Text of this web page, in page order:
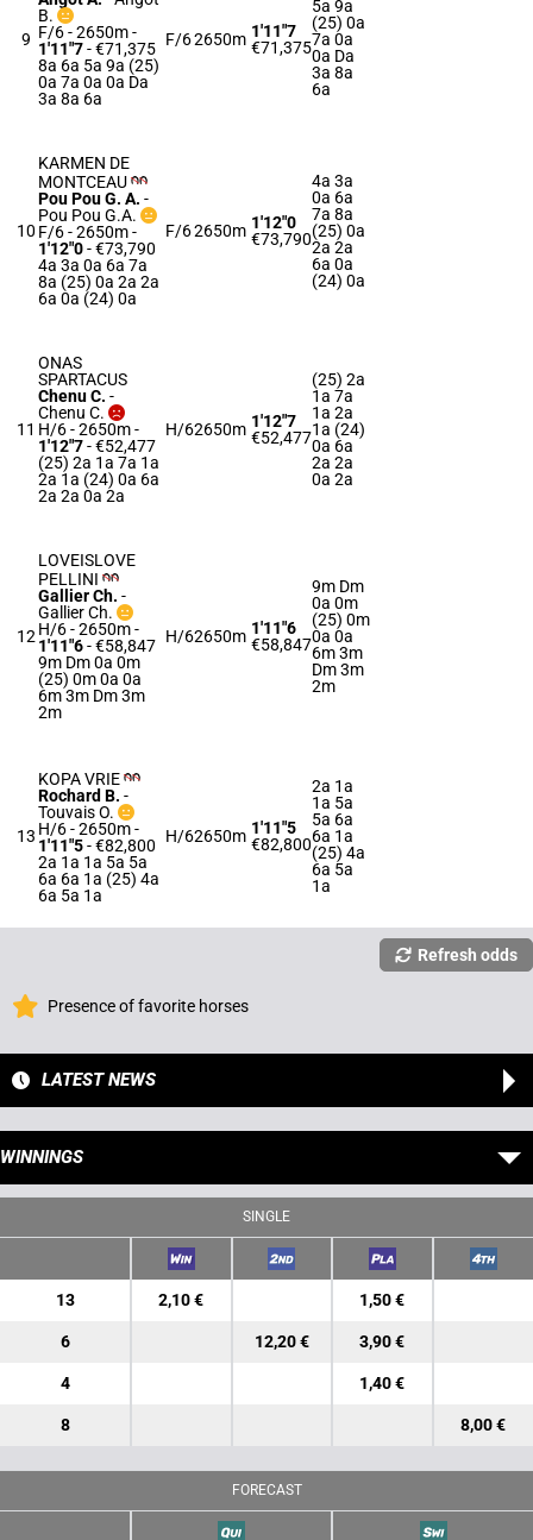
9
B.
F/6 - 2650m-
1'11"7- €71,375
8a 6a 5a 9a (25)
0a 7a 0a 0a Da
3a 8a 6a
F/62650m 1'11"7
€71,375
5a 9a
(25) 0a
7a 0a
0a Da
3a 8a
6a
10
KARMEN DE
MONTCEAU
Pou Pou G. A. -
Pou Pou G.A.
F/6 - 2650m-
1'12"0- €73,790
4a 3a 0a 6a 7a
8a (25) 0a 2a 2a
6a 0a (24) 0a
F/62650m 1'12"0
€73,790
4a 3a
0a 6a
7a 8a
(25) 0a
2a 2a
6a 0a
(24) 0a
11
ONAS
SPARTACUS
Chenu C. -
Chenu C.
H/6 - 2650m-
1'12"7- €52,477
(25) 2a 1a 7a 1a
2a 1a (24) 0a 6a
2a 2a 0a 2a
H/62650m 1'12"7
€52,477
(25) 2a
1a 7a
1a 2a
1a (24)
0a 6a
2a 2a
0a 2a
12
LOVEISLOVE
PELLINI
Gallier Ch. -
Gallier Ch.
H/6 - 2650m-
1'11"6- €58,847
9m Dm 0a 0m
(25) 0m 0a 0a
6m 3m Dm 3m
2m
H/62650m 1'11"6
€58,847
9m Dm
0a 0m
(25) 0m
0a 0a
6m 3m
Dm 3m
2m
13
KOPA VRIE
Rochard B. -
Touvais O.
H/6 - 2650m-
1'11"5- €82,800
2a 1a 1a 5a 5a
6a 6a 1a (25) 4a
6a 5a 1a
H/62650m 1'11"5
€82,800
2a 1a
1a 5a
5a 6a
6a 1a
(25) 4a
6a 5a
1a
Refresh odds
Presence of favorite horses
LATEST NEWS
WINNINGS
SINGLE
13 2,10 € 1,50 €
6 12,20 € 3,90 €
4 1,40 €
8 8,00 €
FORECAST